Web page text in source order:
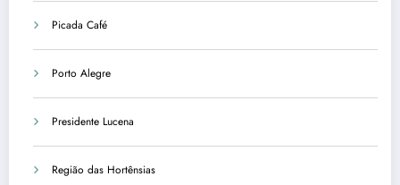
Picada Café
Porto Alegre
Presidente Lucena
Região das Hortênsias